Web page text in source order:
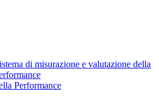
di misurazione e valutazione della
Performance